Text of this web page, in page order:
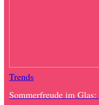
Trends
Sommerfreude im